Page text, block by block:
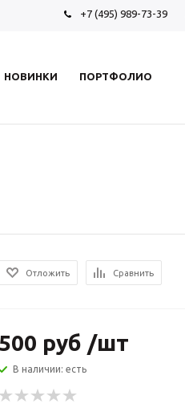
+7 (495) 989-73-39
НОВИНКИ ПОРТФОЛИО
Отложить Сравнить
500 руб /шт
В наличии: есть